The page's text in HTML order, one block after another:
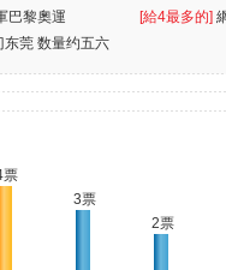
巴黎奧運 [給4最多的]
东莞 数量约五六
票
3票
2票